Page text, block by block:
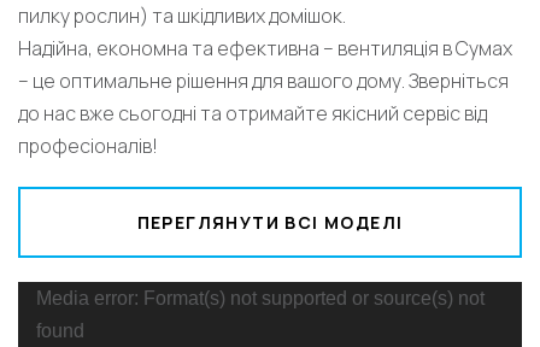
пилку рослин) та шкідливих домішок.
Надійна, економна та ефективна – вентиляція в Сумах
– це оптимальне рішення для вашого дому. Зверніться
до нас вже сьогодні та отримайте якісний сервіс від
професіоналів!
ПЕРЕГЛЯНУТИ ВСІ МОДЕЛІ
Відеопрогравач
Media error: Format(s) not supported or source(s) not
found